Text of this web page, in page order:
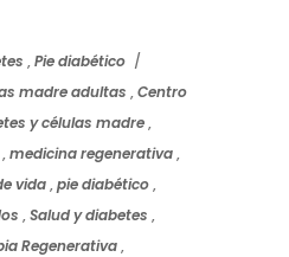
,Pie diabético
madre adultas ,Centro
y células madre,
,medicina regenerativa,
vida,pie diabético,
,Salud y diabetes ,
Regenerativa,